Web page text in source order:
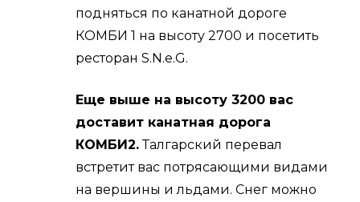
подняться по канатной дороге
КОМБИ 1 на высоту 2700 и посетить
ресторан S.N.e.G.
Еще выше на высоту 3200 вас
доставит канатная дорога
КОМБИ2.Талгарский перевал
встретит вас потрясающими видами
на вершины и льдами. Снег можно